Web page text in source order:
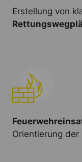
Erstellung von
Orientierung der